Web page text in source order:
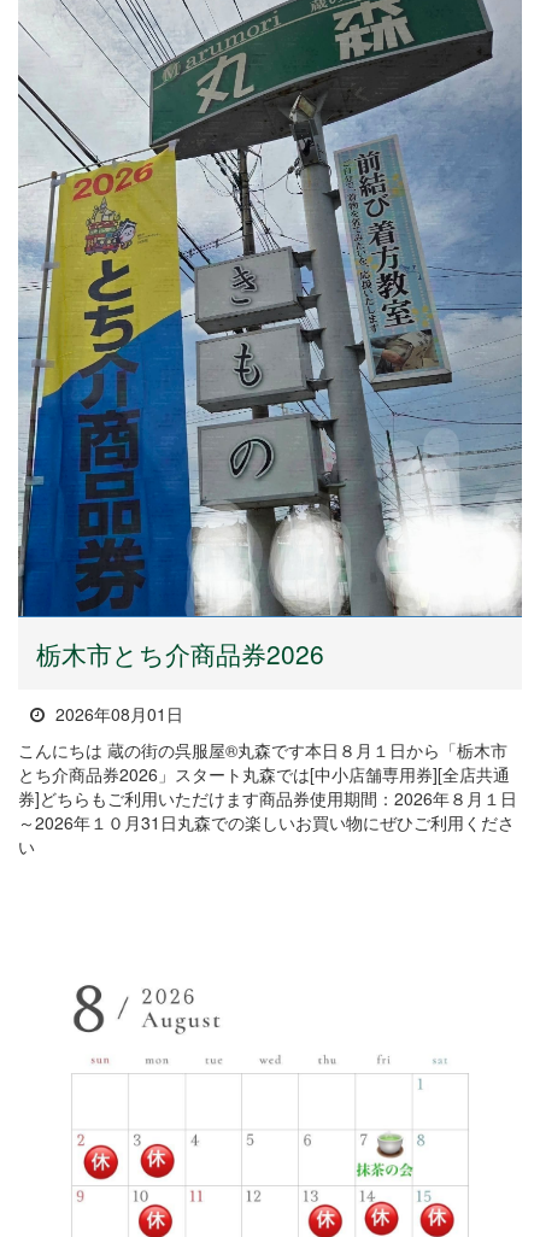
栃木市とち介商品券2026
2026年08月01日
こんにちは 蔵の街の呉服屋®丸森です本日８月１日から「栃木市
とち介商品券2026」スタート丸森では[中小店舗専用券][全店共通
券]どちらもご利用いただけます商品券使用期間：2026年８月１日
～2026年１０月31日丸森での楽しいお買い物にぜひご利用くださ
い